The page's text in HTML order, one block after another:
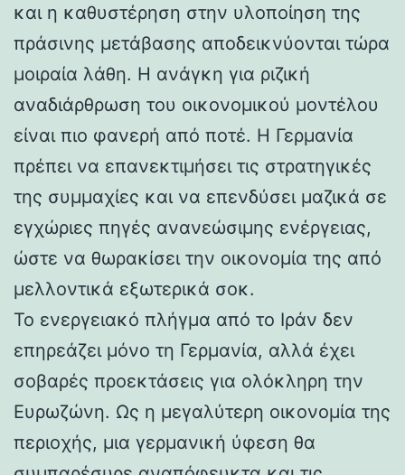
και η καθυστέρηση στην υλοποίηση της
πράσινης μετάβασης αποδεικνύονται τώρα
μοιραία λάθη. Η ανάγκη για ριζική
αναδιάρθρωση του οικονομικού μοντέλου
είναι πιο φανερή από ποτέ. Η Γερμανία
πρέπει να επανεκτιμήσει τις στρατηγικές
της συμμαχίες και να επενδύσει μαζικά σε
εγχώριες πηγές ανανεώσιμης ενέργειας,
ώστε να θωρακίσει την οικονομία της από
μελλοντικά εξωτερικά σοκ.
Το ενεργειακό πλήγμα από το Ιράν δεν
επηρεάζει μόνο τη Γερμανία, αλλά έχει
σοβαρές προεκτάσεις για ολόκληρη την
Ευρωζώνη. Ως η μεγαλύτερη οικονομία της
περιοχής, μια γερμανική ύφεση θα